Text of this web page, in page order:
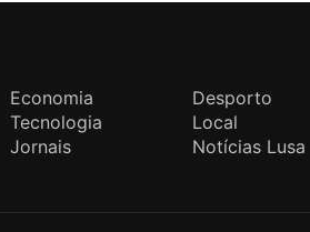
Economia
Desporto
Tecnologia
Local
Jornais Notícias Lusa